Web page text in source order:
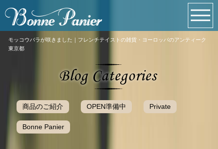
モッコウバラが咲きました｜フレンチテイストの雑貨・ヨーロッパのアンティーク
東京都
商品のご紹介 OPEN準備中 Private
Bonne Panier